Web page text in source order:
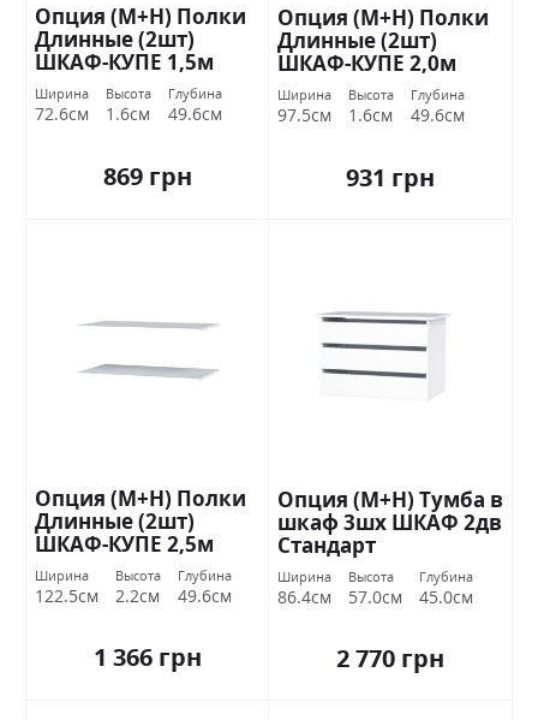
Опция (М+Н) Полки
Длинные (2шт)
ШКАФ-КУПЕ 1,5м
Стандарт
Ширина
72.6см
Высота
1.6см
Глубина
49.6см
869 грн
Опция (М+Н) Полки
Длинные (2шт)
ШКАФ-КУПЕ 2,0м
Стандарт
Ширина
97.5см
Высота
1.6см
Глубина
49.6см
931 грн
Опция (М+Н) Полки
Длинные (2шт)
ШКАФ-КУПЕ 2,5м
Стандарт
Ширина
122.5см
Высота
2.2см
Глубина
49.6см
1 366 грн
Опция (М+Н) Тумба в
шкаф 3шх ШКАФ 2дв
Стандарт
Ширина
86.4см
Высота
57.0см
Глубина
45.0см
2 770 грн